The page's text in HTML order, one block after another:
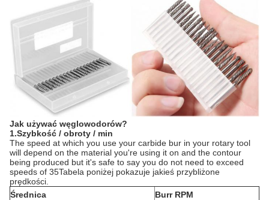
Jak używać węglowodorów?
1.Szybkość / obroty / min
The speed at which you use your carbide bur in your rotary tool
will depend on the material you're using it on and the contour
being produced but it's safe to say you do not need to exceed
speeds of 35Tabela poniżej pokazuje jakieś przybliżone
prędkości.
Średnica
Burr RPM